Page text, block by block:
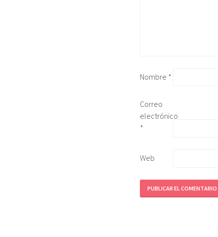
Nombre *
Correo
electrónico
*
Web